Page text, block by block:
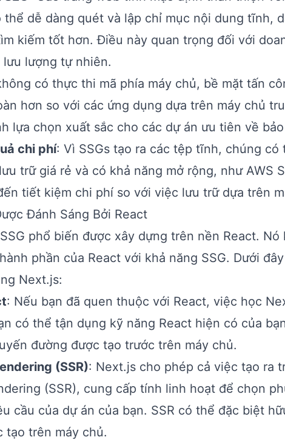
thể dễ dàng quét và lập chỉ mục nội dung tĩnh,
kiếm tốt hơn. Điều này quan trọng đối với
lượng tự nhiên.
có thực thi mã phía máy chủ, bề mặt tấn
hơn so với các ứng dụng dựa trên máy chủ
lựa chọn xuất sắc cho các dự án ưu tiên về
chi phí: Vì SSGs tạo ra các tệp tĩnh, chúng
trữ giá rẻ và có khả năng mở rộng, như AWS
tiết kiệm chi phí so với việc lưu trữ dựa trên
Đánh Sáng Bởi React
phổ biến được xây dựng trên nền React.
phần của React với khả năng SSG. Dưới
Next.js:
: Nếu bạn đã quen thuộc với React, việc học
có thể tận dụng kỹ năng React hiện có của
đường được tạo trước trên máy chủ.
(SSR): Next.js cho phép cả việc tạo ra
(SSR), cung cấp tính linh hoạt để chọn
cầu của dự án của bạn. SSR có thể đặc biệt
tạo trên máy chủ.